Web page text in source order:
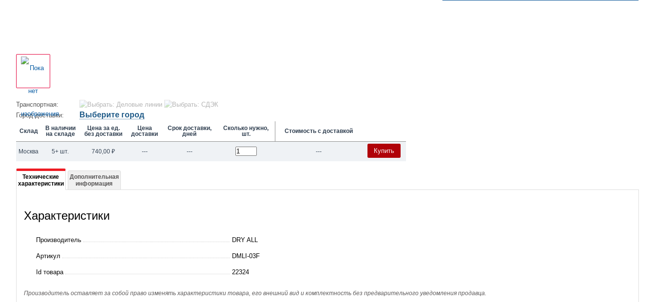
Транспортная:
Город доставки:
Выберите город
Склад
В наличии
на складе
Цена за ед.
без доставки
Цена
доставки
Срок доставки,
дней
Сколько нужно,
шт.
Стоимость с доставкой
Москва 5+ шт. 740,00 ₽ --- --- --- Купить
Подробная
информация
DMLI-
Смотровое
стекло,
нар./
Технические
характеристики
Дополнительная
информация
Характеристики
Производитель DRY ALL
Артикул DMLI-03F
Id товара 22324
Производитель оставляет за собой право изменять характеристики товара, его внешний вид и комплектность без предварительного уведомления продавца.